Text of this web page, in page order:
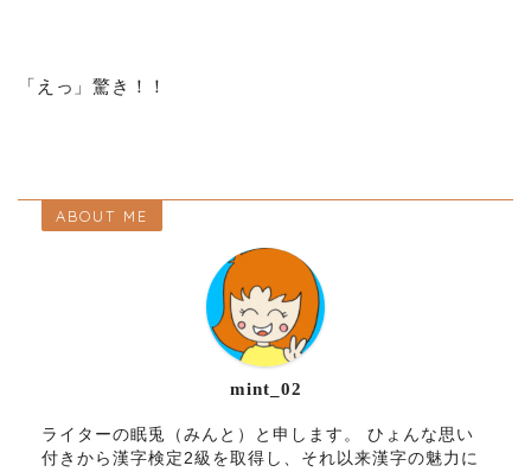
「えっ」驚き！！
ABOUT ME
mint_02
ライターの眠兎（みんと）と申します。 ひょんな思い
付きから漢字検定2級を取得し、それ以来漢字の魅力に